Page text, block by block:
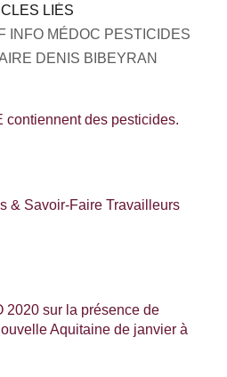
LIÉS
INFO MÉDOC PESTICIDES
DENIS BIBEYRAN
contiennent des pesticides.
& Savoir-Faire Travailleurs
2020 sur la présence de
Aquitaine de janvier à